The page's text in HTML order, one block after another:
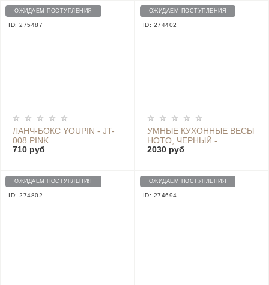
HU0073
ОЖИДАЕМ ПОСТУПЛЕНИЯ
ID: 275487
ЛАНЧ-БОКС YOUPIN - JT-
008 PINK
710 руб
ОЖИДАЕМ ПОСТУПЛЕНИЯ
ID: 274402
УМНЫЕ КУХОННЫЕ ВЕСЫ
HOTO, ЧЕРНЫЙ -
QWCFC001
2030 руб
ОЖИДАЕМ ПОСТУПЛЕНИЯ
ID: 274802
ОЖИДАЕМ ПОСТУПЛЕНИЯ
ID: 274694